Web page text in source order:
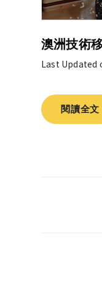
澳洲技術
Last Updated
閱讀全文